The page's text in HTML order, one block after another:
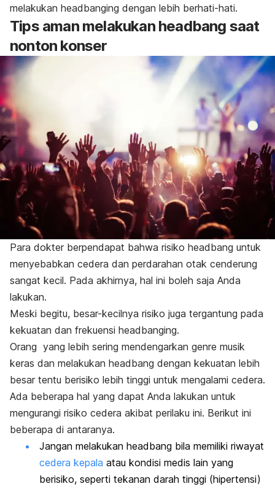
melakukan headbanging dengan lebih berhati-hati.
Tips aman melakukan headbang saat
nonton konser
Para dokter berpendapat bahwa risiko headbang untuk
menyebabkan cedera dan perdarahan otak cenderung
sangat kecil. Pada akhirnya, hal ini boleh saja Anda
lakukan.
Meski begitu, besar-kecilnya risiko juga tergantung pada
kekuatan dan frekuensi headbanging.
Orang yang lebih sering mendengarkan genre musik
keras dan melakukan headbang dengan kekuatan lebih
besar tentu berisiko lebih tinggi untuk mengalami cedera.
Ada beberapa hal yang dapat Anda lakukan untuk
mengurangi risiko cedera akibat perilaku ini. Berikut ini
beberapa di antaranya.
Jangan melakukan headbang bila memiliki riwayat
cedera kepala atau kondisi medis lain yang
berisiko, seperti tekanan darah tinggi (hipertensi)